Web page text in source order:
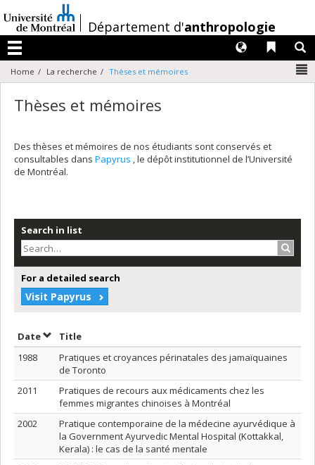
au
contenu
/Département d'anthropologie
Menu
Liens
Langues
Home La recherche Thèses et mémoires
Thèses et mémoires
Des thèses et mémoires de nos étudiants sont conservés et
consultables dans Papyrus , le dépôt institutionnel de l’Université
de Montréal.
Search in list
For a detailed search
Visit Papyrus
DateSort by date in descending order
Title
1988
Pratiques et croyances périnatales des jamaïquaines
de Toronto
2011
Pratiques de recours aux médicaments chez les
femmes migrantes chinoises à Montréal
2002
Pratique contemporaine de la médecine ayurvédique à
la Government Ayurvedic Mental Hospital (Kottakkal,
Kerala) : le cas de la santé mentale